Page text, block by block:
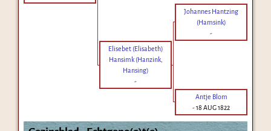
Johannes Hantzing
(Hamsink)
-
Elisebet (Elisabeth)
Hansimk (Hanzink,
Hansing)
-
Antje Blom
-18 AUG 1822